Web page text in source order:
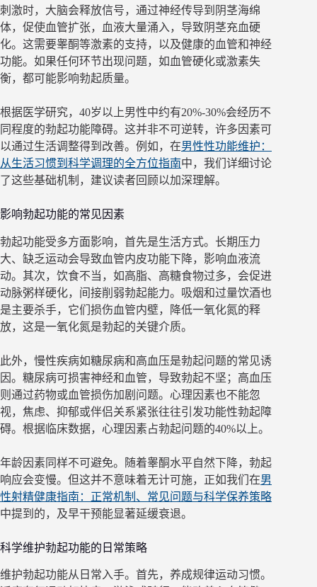
刺激时，大脑会释放信号，通过神经传导到阴茎海绵
体，促使血管扩张，血液大量涌入，导致阴茎充血硬
化。这需要睾酮等激素的支持，以及健康的血管和神经
功能。如果任何环节出现问题，如血管硬化或激素失
衡，都可能影响勃起质量。
根据医学研究，40岁以上男性中约有20%-30%会经历不
同程度的勃起功能障碍。这并非不可逆转，许多因素可
以通过生活调整得到改善。例如，在男性性功能维护：
从生活习惯到科学调理的全方位指南中，我们详细讨论
了这些基础机制，建议读者回顾以加深理解。
影响勃起功能的常见因素
勃起功能受多方面影响，首先是生活方式。长期压力
大、缺乏运动会导致血管内皮功能下降，影响血液流
动。其次，饮食不当，如高脂、高糖食物过多，会促进
动脉粥样硬化，间接削弱勃起能力。吸烟和过量饮酒也
是主要杀手，它们损伤血管内壁，降低一氧化氮的释
放，这是一氧化氮是勃起的关键介质。
此外，慢性疾病如糖尿病和高血压是勃起问题的常见诱
因。糖尿病可损害神经和血管，导致勃起不坚；高血压
则通过药物或血管损伤加剧问题。心理因素也不能忽
视，焦虑、抑郁或伴侣关系紧张往往引发功能性勃起障
碍。根据临床数据，心理因素占勃起问题的40%以上。
年龄因素同样不可避免。随着睾酮水平自然下降，勃起
响应会变慢。但这并不意味着无计可施，正如我们在男
性射精健康指南：正常机制、常见问题与科学保养策略
中提到的，及早干预能显著延缓衰退。
科学维护勃起功能的日常策略
维护勃起功能从日常入手。首先，养成规律运动习惯。